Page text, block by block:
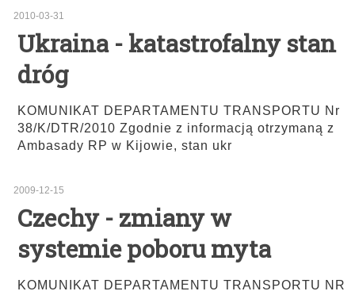
2010-03-31
Ukraina - katastrofalny stan
dróg
KOMUNIKAT DEPARTAMENTU TRANSPORTU Nr
38/K/DTR/2010 Zgodnie z informacją otrzymaną z
Ambasady RP w Kijowie, stan ukr
2009-12-15
Czechy - zmiany w
systemie poboru myta
KOMUNIKAT DEPARTAMENTU TRANSPORTU NR